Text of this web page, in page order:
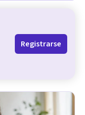
Registrarse